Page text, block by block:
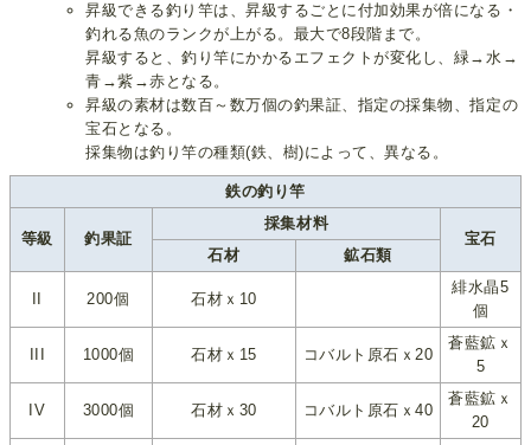
昇級できる釣り竿は、昇級するごとに付加効果が倍になる・
釣れる魚のランクが上がる。最大で8段階まで。
昇級すると、釣り竿にかかるエフェクトが変化し、緑→水→
青→紫→赤となる。
昇級の素材は数百～数万個の釣果証、指定の採集物、指定の
宝石となる。
採集物は釣り竿の種類(鉄、樹)によって、異なる。
鉄の釣り竿
等級 釣果証
採集材料
宝石
石材
鉱石類
200個 石材ｘ10
緋水晶5
個
1000個 石材ｘ15 コバルト原石ｘ20
蒼藍鉱ｘ
5
IV 3000個 石材ｘ30 コバルト原石ｘ40
蒼藍鉱ｘ
20